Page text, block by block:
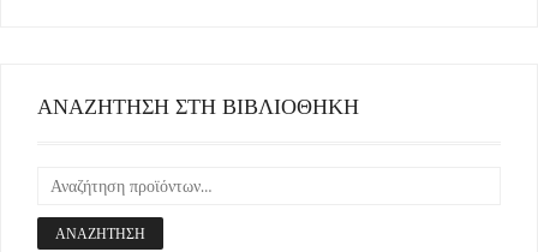
ΑΝΑΖΗΤΗΣΗ ΣΤΗ ΒΙΒΛΙΟΘΗΚΗ
ΑΝΑΖΉΤΗΣΗ